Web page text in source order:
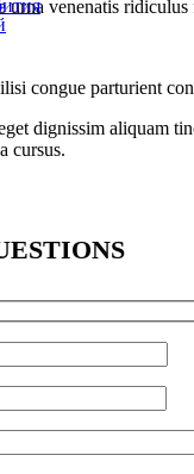
urna venenatis
congue parturient
dignissim aliquam
cursus.